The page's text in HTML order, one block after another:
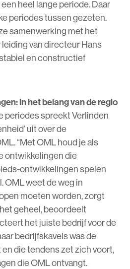
heel lange periode. Daar
periodes tussen gezeten.
samenwerking met het
van directeur Hans
en constructief
in het belang van de regio
periodes spreekt Verlinden
uit over de
“Met OML houd je als
ontwikkelingen die
ontwikkelingen spelen
OML weet de weg in
moeten worden, zorgt
geheel, beoordeelt
het juiste bedrijf voor de
bedrijfskavels was de
die tendens zet zich voort,
die OML ontvangt.